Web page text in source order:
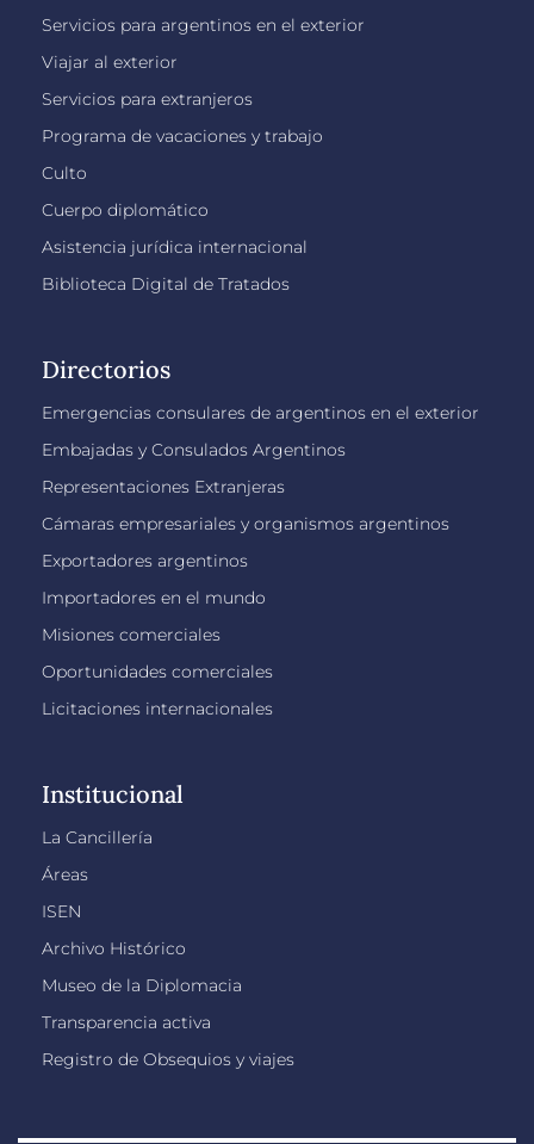
Servicios para argentinos en el exterior
Viajar al exterior
Servicios para extranjeros
Programa de vacaciones y trabajo
Culto
Cuerpo diplomático
Asistencia jurídica internacional
Biblioteca Digital de Tratados
Directorios
Emergencias consulares de argentinos en el exterior
Embajadas y Consulados Argentinos
Representaciones Extranjeras
Cámaras empresariales y organismos argentinos
Exportadores argentinos
Importadores en el mundo
Misiones comerciales
Oportunidades comerciales
Licitaciones internacionales
Institucional
La Cancillería
Áreas
ISEN
Archivo Histórico
Museo de la Diplomacia
Transparencia activa
Registro de Obsequios y viajes